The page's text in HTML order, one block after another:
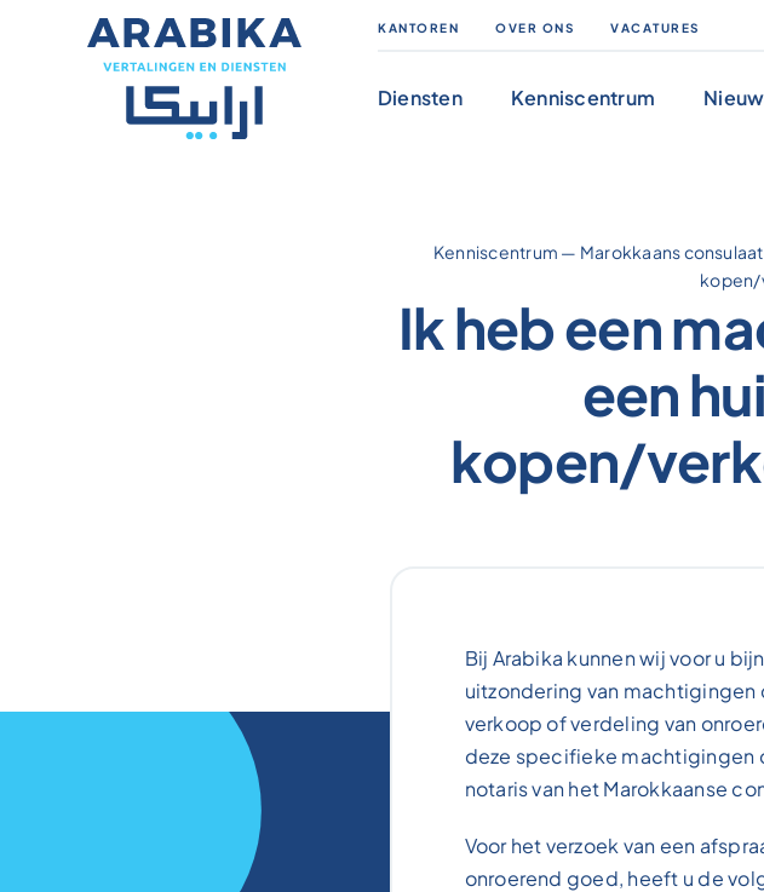
KANTOREN OVER ONS VACATURES
Diensten Kenniscentrum
Kenniscentrum — Marokkaans consulaat
Ik heb een
een
kopen/
Bij Arabika kunnen wij voor u
uitzondering van
verkoop of verdeling van
deze specifieke machtigingen
notaris van het Marokkaanse
Voor het verzoek van een
onroerend goed, heeft u de